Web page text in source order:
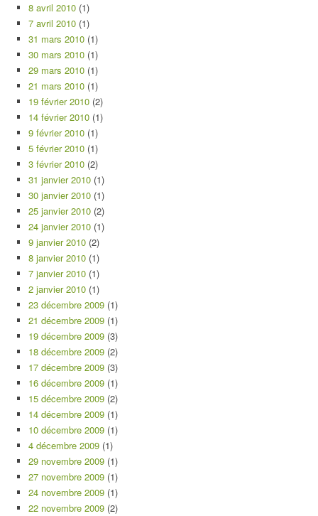
8 avril 2010 (1)
7 avril 2010 (1)
31 mars 2010 (1)
30 mars 2010 (1)
29 mars 2010 (1)
21 mars 2010 (1)
19 février 2010 (2)
14 février 2010 (1)
9 février 2010 (1)
5 février 2010 (1)
3 février 2010 (2)
31 janvier 2010 (1)
30 janvier 2010 (1)
25 janvier 2010 (2)
24 janvier 2010 (1)
9 janvier 2010 (2)
8 janvier 2010 (1)
7 janvier 2010 (1)
2 janvier 2010 (1)
23 décembre 2009 (1)
21 décembre 2009 (1)
19 décembre 2009 (3)
18 décembre 2009 (2)
17 décembre 2009 (3)
16 décembre 2009 (1)
15 décembre 2009 (2)
14 décembre 2009 (1)
10 décembre 2009 (1)
4 décembre 2009 (1)
29 novembre 2009 (1)
27 novembre 2009 (1)
24 novembre 2009 (1)
22 novembre 2009 (2)